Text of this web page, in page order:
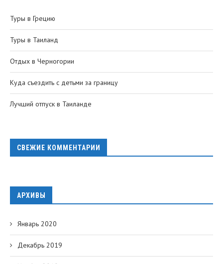
Туры в Грецию
Туры в Таиланд
Отдых в Черногории
Куда съездить с детьми за границу
Лучший отпуск в Таиланде
СВЕЖИЕ КОММЕНТАРИИ
АРХИВЫ
Январь 2020
Декабрь 2019